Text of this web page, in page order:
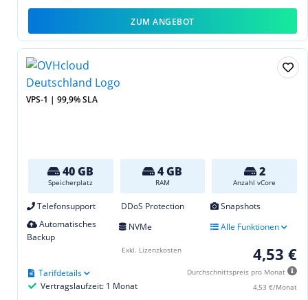
ZUM ANGEBOT
VPS-1 | 99,9% SLA
40 GB
Speicherplatz
4 GB
RAM
2
Anzahl vCore
Telefonsupport DDoS Protection
Snapshots
Automatisches
Backup
NVMe Alle Funktionen
4,53 €
Durchschnittspreis pro Monat
4,53 €/Monat
Vertragslaufzeit: 1 Monat
Tarifdetails
Exkl. Lizenzkosten